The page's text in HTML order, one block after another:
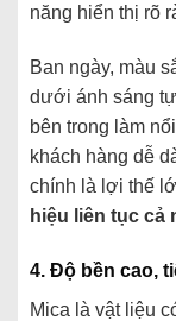
năng hiển thị rõ
Ban ngày, màu
dưới ánh sáng tự
bên trong làm nổi
khách hàng dễ
chính là lợi thế
hiệu liên tục cả
4. Độ bền cao,
Mica là vật liệu